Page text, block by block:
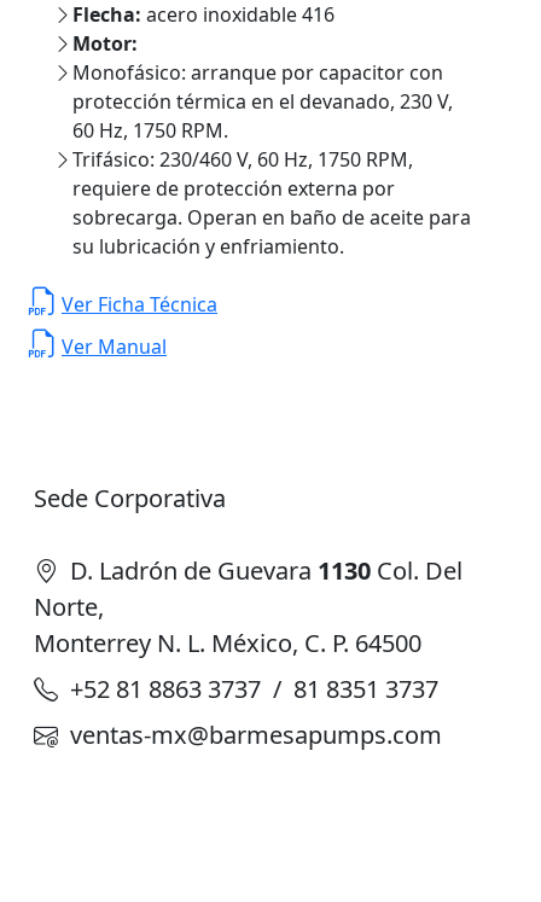
Flecha: acero inoxidable 416
Motor:
Monofásico: arranque por capacitor con
protección térmica en el devanado, 230 V,
60 Hz, 1750 RPM.
Trifásico: 230/460 V, 60 Hz, 1750 RPM,
requiere de protección externa por
sobrecarga. Operan en baño de aceite para
su lubricación y enfriamiento.
Ver Ficha Técnica
Ver Manual
Sede Corporativa
D. Ladrón de Guevara 1130 Col. Del
Norte,
Monterrey N. L. México, C. P. 64500
+52 81 8863 3737 / 81 8351 3737
ventas-mx@barmesapumps.com